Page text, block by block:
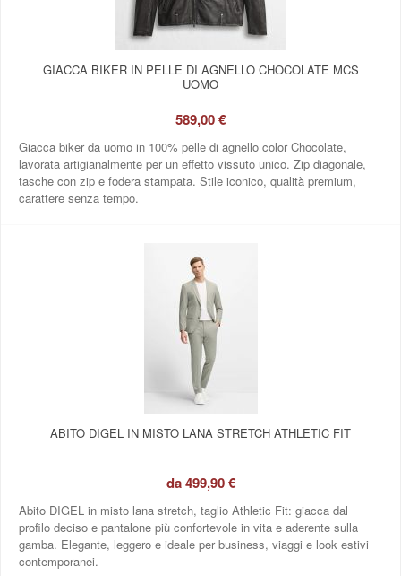
GIACCA BIKER IN PELLE DI AGNELLO CHOCOLATE MCS
UOMO
589,00 €
Giacca biker da uomo in 100% pelle di agnello color Chocolate,
lavorata artigianalmente per un effetto vissuto unico. Zip diagonale,
tasche con zip e fodera stampata. Stile iconico, qualità premium,
carattere senza tempo.
ABITO DIGEL IN MISTO LANA STRETCH ATHLETIC FIT
da499,90 €
Abito DIGEL in misto lana stretch, taglio Athletic Fit: giacca dal
profilo deciso e pantalone più confortevole in vita e aderente sulla
gamba. Elegante, leggero e ideale per business, viaggi e look estivi
contemporanei.